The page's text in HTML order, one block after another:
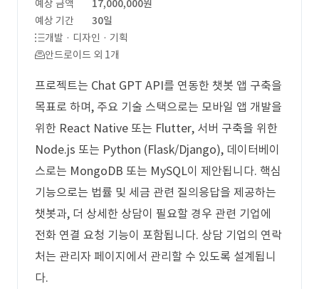
예상 금액
17,000,000원
예상 기간
30일
개발 · 디자인 · 기획
안드로이드 외 1개
프로젝트는 Chat GPT API를 연동한 챗봇 앱 구축을
목표로 하며, 주요 기술 스택으로는 모바일 앱 개발을
위한 React Native 또는 Flutter, 서버 구축을 위한
Node.js 또는 Python (Flask/Django), 데이터베이
스로는 MongoDB 또는 MySQL이 제안됩니다. 핵심
기능으로는 법률 및 세금 관련 질의응답을 제공하는
챗봇과, 더 상세한 상담이 필요할 경우 관련 기업에
전화 연결 요청 기능이 포함됩니다. 상담 기업의 연락
처는 관리자 페이지에서 관리할 수 있도록 설계됩니
다.